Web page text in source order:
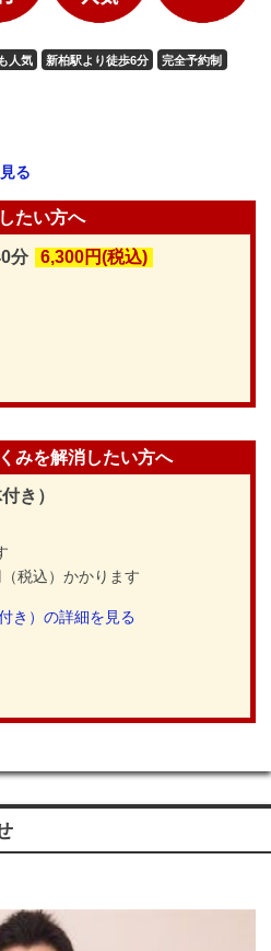
人気 新柏駅より徒歩6分
完全予約制
る
たい方へ
分 6,300円(税込)
みを解消したい方へ
き）
税込）かかります
き）の詳細を見る